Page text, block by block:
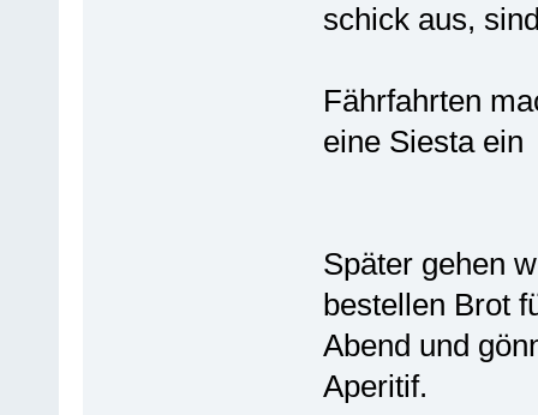
schick aus,
Fährfahrten
eine Siesta ein
Später gehen
bestellen Brot
Abend und
Aperitif.